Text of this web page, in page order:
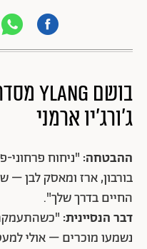
ג'ורג'יו ארמני
ההבטחה: "ניחוח פרחוני-
בורבון, ארז ומאסק לבן –
החיים בדרך שלך".
דבר הנסיינית:
נשמעו מוכרים – אולי